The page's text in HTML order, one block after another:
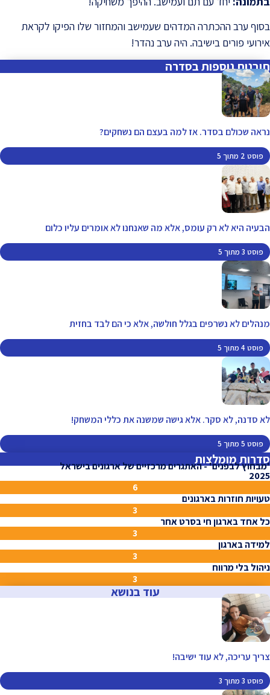
בסוף ערב ההכתרה המדהים שעמישב והמחזור שלו הפיקו לקראת
אירועי פורים בישיבה. היה ערב נהדר!
תובנות נוספות בסדרה
נראה שכולם בסדר. אז למה בעצם הם נשחקים?
פוסט 2 מתוך 5
הבעיה היא לא רק עומס, אלא מה שאנחנו לא אומרים עליו כלום
פוסט 3 מתוך 5
מנהלים לא נשרפים בגלל חולשה, אלא כי הם לבד בחזית
פוסט 4 מתוך 5
לא סדנה, לא סקר. אלא גישה שמשנה את כללי המשחק!
פוסט 5 מתוך 5
סדרות מומלצות
'מבחוץ לבפנים' - האתגרים מרכזיים של ארגונים בישראל
2025
6
טעויות חוזרות בארגונים
3
כל אחד בארגון חי בסרט אחר
3
למידה בארגון
3
ניהול בלי מרווח
3
עוד בנושא
צריך עריכה, לא עוד ישיבה!
פוסט 3 מתוך 3